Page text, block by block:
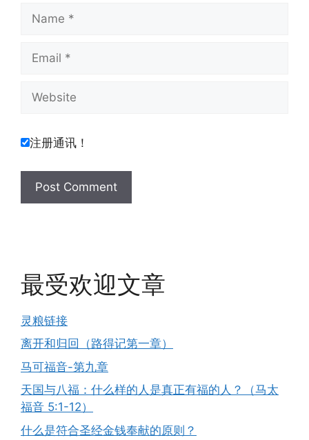
注册通讯！
最受欢迎文章
灵粮链接
离开和归回（路得记第一章）
马可福音-第九章
天国与八福：什么样的人是真正有福的人？（马太
福音 5:1-12）
什么是符合圣经金钱奉献的原则？